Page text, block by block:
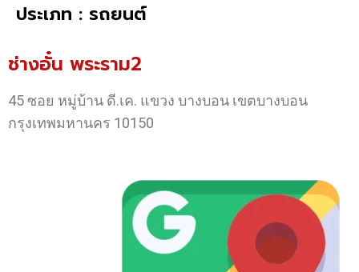
ประเภท : รถยนต์
ช่างอั๋น พระราม2
45 ซอย หมู่บ้าน ดี.เค. แขวง บางบอน เขตบางบอน
กรุงเทพมหานคร 10150